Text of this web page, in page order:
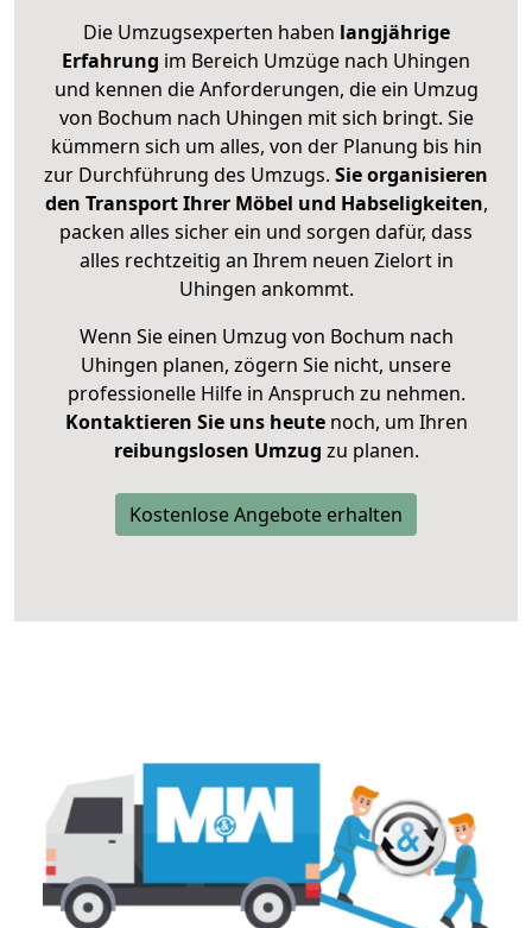
Die Umzugsexperten haben langjährige
Erfahrung im Bereich Umzüge nach Uhingen
und kennen die Anforderungen, die ein Umzug
von Bochum nach Uhingen mit sich bringt. Sie
kümmern sich um alles, von der Planung bis hin
zur Durchführung des Umzugs. Sie organisieren
den Transport Ihrer Möbel und Habseligkeiten,
packen alles sicher ein und sorgen dafür, dass
alles rechtzeitig an Ihrem neuen Zielort in
Uhingen ankommt.
Wenn Sie einen Umzug von Bochum nach
Uhingen planen, zögern Sie nicht, unsere
professionelle Hilfe in Anspruch zu nehmen.
Kontaktieren Sie uns heutenoch, um Ihren
reibungslosen Umzug zu planen.
Kostenlose Angebote erhalten